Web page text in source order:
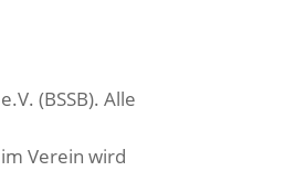
(BSSB). Alle
Verein wird